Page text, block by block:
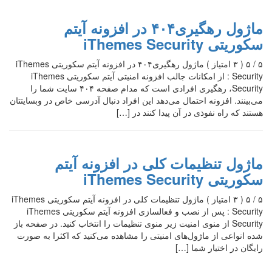
ماژول رهگیری۴۰۴ در افزونه آیتم
سکوریتی iThemes Security
۵ / ۵ ( ۳ امتیاز ) ماژول رهگیری۴۰۴ در افزونه آیتم سکوریتی iThemes
Security : از امکانات جالب افزونه امنیتی آیتم سکوریتی iThemes
Security، رهگیری افرادی است که مدام صفحه ۴۰۴ سایت شما را
می‌بینند. افزونه احتمال می‌دهد این افراد دنبال آدرسی خاص در وبسایتتان
هستند که راه نفوذی در آن پیدا کنند در […]
ماژول تنظیمات کلی در افزونه آیتم
سکوریتی iThemes Security
۵ / ۵ ( ۳ امتیاز ) ماژول تنظیمات کلی در افزونه آیتم سکوریتی iThemes
Security : پس از نصب و فعالسازی افزونه آیتم سکوریتی iThemes
Security از منوی امنیت زیر منوی تنظیمات را انتخاب کنید. در صفحه باز
شده انواعی از ماژول‌های امنیتی را مشاهده می‌کنید که اکثرا به صورت
رایگان در اختیار شما […]